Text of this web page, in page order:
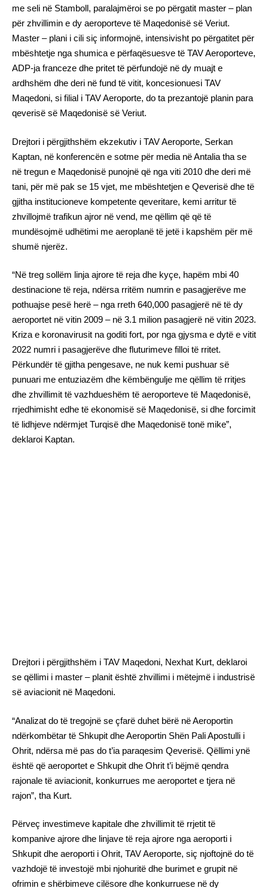
me seli në Stamboll, paralajmëroi se po përgatit master – plan
për zhvillimin e dy aeroporteve të Maqedonisë së Veriut.
Master – plani i cili siç informojnë, intensivisht po përgatitet për
mbështetje nga shumica e përfaqësuesve të TAV Aeroporteve,
ADP-ja franceze dhe pritet të përfundojë në dy muajt e
ardhshëm dhe deri në fund të vitit, koncesionuesi TAV
Maqedoni, si filial i TAV Aeroporte, do ta prezantojë planin para
qeverisë së Maqedonisë së Veriut.
Drejtori i përgjithshëm ekzekutiv i TAV Aeroporte, Serkan
Kaptan, në konferencën e sotme për media në Antalia tha se
në tregun e Maqedonisë punojnë që nga viti 2010 dhe deri më
tani, për më pak se 15 vjet, me mbështetjen e Qeverisë dhe të
gjitha institucioneve kompetente qeveritare, kemi arritur të
zhvillojmë trafikun ajror në vend, me qëllim që që të
mundësojmë udhëtimi me aeroplanë të jetë i kapshëm për më
shumë njerëz.
“Në treg sollëm linja ajrore të reja dhe kyçe, hapëm mbi 40
destinacione të reja, ndërsa rritëm numrin e pasagjerëve me
pothuajse pesë herë – nga rreth 640,000 pasagjerë në të dy
aeroportet në vitin 2009 – në 3.1 milion pasagjerë në vitin 2023.
Kriza e koronavirusit na goditi fort, por nga gjysma e dytë e vitit
2022 numri i pasagjerëve dhe fluturimeve filloi të rritet.
Përkundër të gjitha pengesave, ne nuk kemi pushuar së
punuari me entuziazëm dhe këmbëngulje me qëllim të rritjes
dhe zhvillimit të vazhdueshëm të aeroporteve të Maqedonisë,
rrjedhimisht edhe të ekonomisë së Maqedonisë, si dhe forcimit
të lidhjeve ndërmjet Turqisë dhe Maqedonisë tonë mike”,
deklaroi Kaptan.
Drejtori i përgjithshëm i TAV Maqedoni, Nexhat Kurt, deklaroi
se qëllimi i master – planit është zhvillimi i mëtejmë i industrisë
së aviacionit në Maqedoni.
“Analizat do të tregojnë se çfarë duhet bërë në Aeroportin
ndërkombëtar të Shkupit dhe Aeroportin Shën Pali Apostulli i
Ohrit, ndërsa më pas do t’ia paraqesim Qeverisë. Qëllimi ynë
është që aeroportet e Shkupit dhe Ohrit t’i bëjmë qendra
rajonale të aviacionit, konkurrues me aeroportet e tjera në
rajon”, tha Kurt.
Përveç investimeve kapitale dhe zhvillimit të rrjetit të
kompanive ajrore dhe linjave të reja ajrore nga aeroporti i
Shkupit dhe aeroporti i Ohrit, TAV Aeroporte, siç njoftojnë do të
vazhdojë të investojë mbi njohuritë dhe burimet e grupit në
ofrimin e shërbimeve cilësore dhe konkurruese në dy